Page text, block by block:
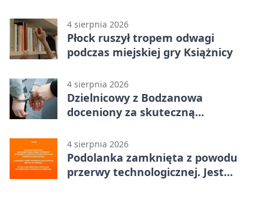
4 sierpnia 2026
Płock ruszył tropem odwagi
podczas miejskiej gry Książnicy
4 sierpnia 2026
Dzielnicowy z Bodzanowa
doceniony za skuteczną
4 sierpnia 2026
Podolanka zamknięta z powodu
przerwy technologicznej. Jest